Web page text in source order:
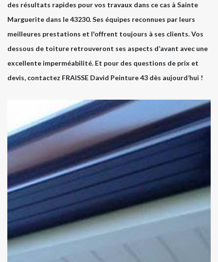
des résultats rapides pour vos travaux dans ce cas à Sainte
Marguerite dans le 43230. Ses équipes reconnues par leurs
meilleures prestations et l'offrent toujours à ses clients. Vos
dessous de toiture retrouveront ses aspects d’avant avec une
excellente imperméabilité. Et pour des questions de prix et
devis, contactez FRAISSE David Peinture 43 dès aujourd’hui !